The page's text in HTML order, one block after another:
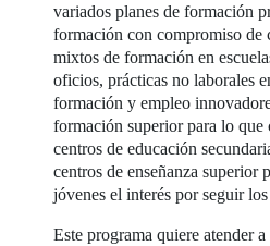
variados planes de formación
formación con compromiso de
mixtos de formación en
oficios, prácticas no laborales
formación y empleo
formación superior para lo que
centros de educación
centros de enseñanza superior
jóvenes el interés por seguir
Este programa quiere atender